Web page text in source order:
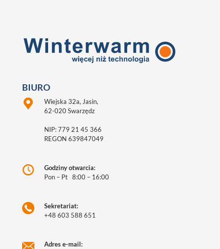
BIURO
Wiejska 32a, Jasin,
62-020 Swarzędz
NIP: 779 21 45 366
REGON 639847049
Godziny otwarcia:
Pon – Pt 8:00 – 16:00
Sekretariat:
+48 603 588 651
Adres e-mail: